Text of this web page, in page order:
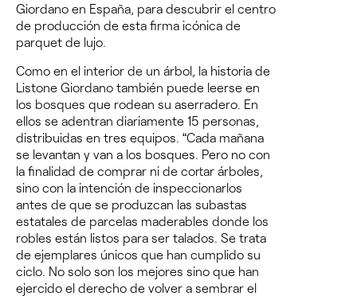
Giordano en España, para descubrir el centro
de producción de esta firma icónica de
parquet de lujo.
Como en el interior de un árbol, la historia de
Listone Giordano también puede leerse en
los bosques que rodean su aserradero. En
ellos se adentran diariamente 15 personas,
distribuidas en tres equipos. “Cada mañana
se levantan y van a los bosques. Pero no con
la finalidad de comprar ni de cortar árboles,
sino con la intención de inspeccionarlos
antes de que se produzcan las subastas
estatales de parcelas maderables donde los
robles están listos para ser talados. Se trata
de ejemplares únicos que han cumplido su
ciclo. No solo son los mejores sino que han
ejercido el derecho de volver a sembrar el